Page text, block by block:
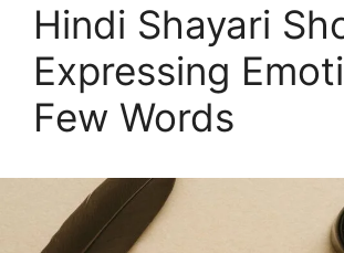
Hindi Shayari
Expressing
Few Words